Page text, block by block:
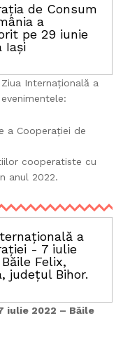
de Consum
a
pe 29 iunie
Iași
Internațională a
a Cooperației de
cooperatiste cu
anul 2022.
a
- 7 iulie
Felix,
județul Bihor.
iulie 2022 – Băile